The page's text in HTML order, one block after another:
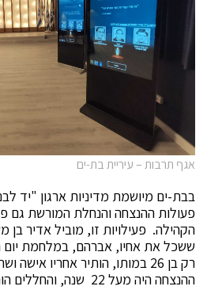
אגף תרבות – עיריית בת-ים
בבת-ים מיושמת מדיניות ארגון "יד
פעולות ההנצחה והנחלת המורשת גם
הקהילה. פעילויות זו, מוביל אדיר בן
ששכל את אחיו, אברהם, במלחמת יום
רק בן 26 במותו, הותיר אחריו
ההנצחה היה מעל 22 שנה,